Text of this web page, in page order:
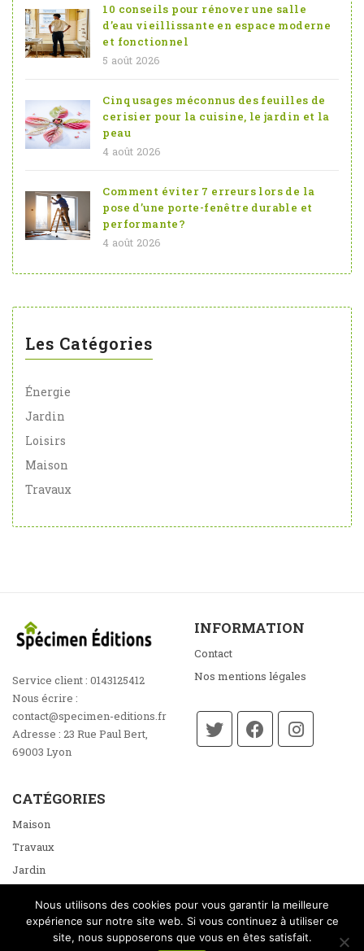
10 conseils pour rénover une salle
d’eau vieillissante en espace moderne
et fonctionnel
5 août 2026
Cinq usages méconnus des feuilles de
cerisier pour la cuisine, le jardin et la
peau
4 août 2026
Comment éviter 7 erreurs lors de la
pose d’une porte-fenêtre durable et
performante?
4 août 2026
Les Catégories
Énergie
Jardin
Loisirs
Maison
Travaux
Service client : 0143125412
Nous écrire :
contact@specimen-editions.fr
Adresse : 23 Rue Paul Bert,
69003 Lyon
INFORMATION
Contact
Nos mentions légales
CATÉGORIES
Maison
Travaux
Jardin
Loisirs
Nous utilisons des cookies pour vous garantir la meilleure
expérience sur notre site web. Si vous continuez à utiliser ce
site, nous supposerons que vous en êtes satisfait.